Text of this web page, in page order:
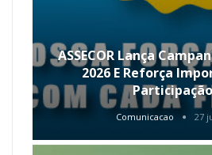
ASSECOR Lança
2026 E Reforça
Comunicacao 27